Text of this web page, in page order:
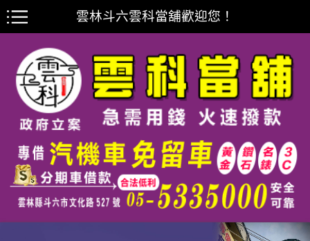
雲林斗六雲科當舖歡迎您！